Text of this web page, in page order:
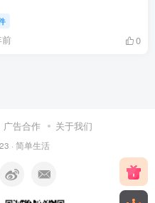
0
广告合作 关于我们
· 简单生活